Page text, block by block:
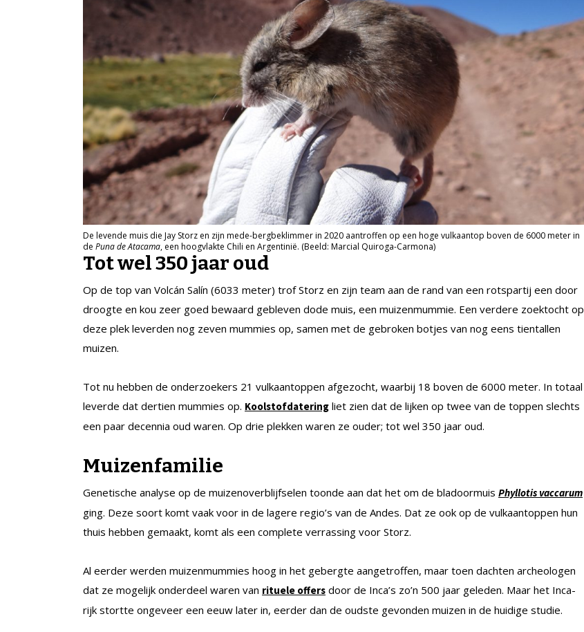
De levende muis die Jay Storz en zijn mede-bergbeklimmer in 2020 aantroffen op een hoge vulkaantop boven de 6000 meter in
de Puna de Atacama, een hoogvlakte Chili en Argentinië. (Beeld: Marcial Quiroga-Carmona)
Tot wel 350 jaar oud
Op de top van Volcán Salín (6033 meter) trof Storz en zijn team aan de rand van een rotspartij een door
droogte en kou zeer goed bewaard gebleven dode muis, een muizenmummie. Een verdere zoektocht op
deze plek leverden nog zeven mummies op, samen met de gebroken botjes van nog eens tientallen
muizen.
Tot nu hebben de onderzoekers 21 vulkaantoppen afgezocht, waarbij 18 boven de 6000 meter. In totaal
leverde dat dertien mummies op. Koolstofdatering liet zien dat de lijken op twee van de toppen slechts
een paar decennia oud waren. Op drie plekken waren ze ouder; tot wel 350 jaar oud.
Muizenfamilie
Genetische analyse op de muizenoverblijfselen toonde aan dat het om de bladoormuis Phyllotis vaccarum
ging. Deze soort komt vaak voor in de lagere regio’s van de Andes. Dat ze ook op de vulkaantoppen hun
thuis hebben gemaakt, komt als een complete verrassing voor Storz.
Al eerder werden muizenmummies hoog in het gebergte aangetroffen, maar toen dachten archeologen
dat ze mogelijk onderdeel waren van rituele offers door de Inca’s zo’n 500 jaar geleden. Maar het Inca-
rijk stortte ongeveer een eeuw later in, eerder dan de oudste gevonden muizen in de huidige studie.